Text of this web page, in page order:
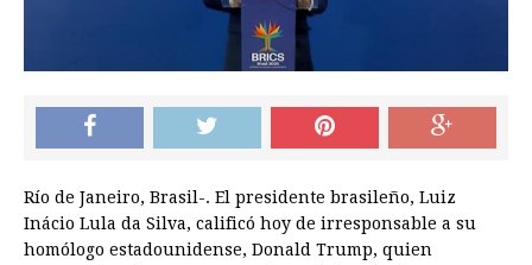
Río de Janeiro, Brasil-. El presidente brasileño, Luiz
Inácio Lula da Silva, calificó hoy de irresponsable a su
homólogo estadounidense, Donald Trump, quien